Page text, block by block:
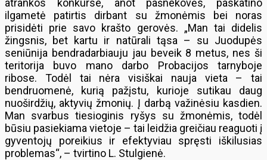
atrankos konkurse, anot pašnekovės, paskatino
ilgametė patirtis dirbant su žmonėmis bei noras
prisidėti prie savo krašto gerovės. „Man tai didelis
žingsnis, bet kartu ir natūrali tąsa – su Juodupės
seniūnija bendradarbiauju jau beveik 8 metus, nes ši
teritorija buvo mano darbo Probacijos tarnyboje
ribose. Todėl tai nėra visiškai nauja vieta – tai
bendruomenė, kurią pažįstu, kurioje sutikau daug
nuoširdžių, aktyvių žmonių. Į darbą važinėsiu kasdien.
Man svarbus tiesioginis ryšys su žmonėmis, todėl
būsiu pasiekiama vietoje – tai leidžia greičiau reaguoti į
gyventojų poreikius ir efektyviau spręsti iškilusias
problemas“, – tvirtino L. Stulgienė.